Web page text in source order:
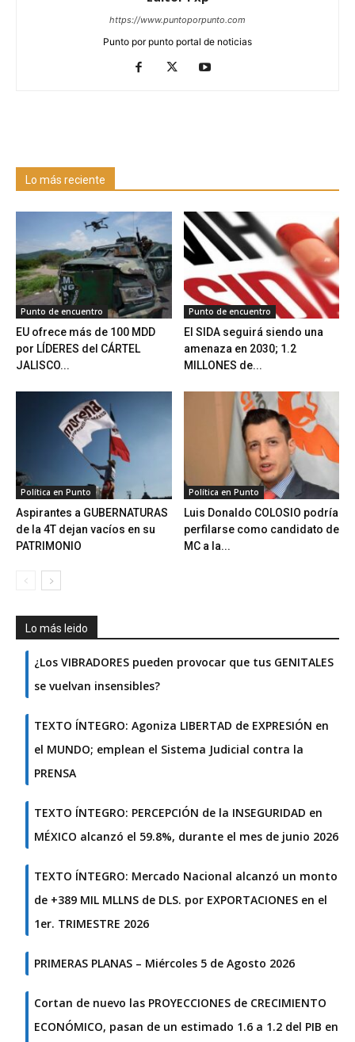
https://www.puntoporpunto.com
Punto por punto portal de noticias
Lo más reciente
Punto de encuentro
EU ofrece más de 100 MDD
por LÍDERES del CÁRTEL
JALISCO...
Punto de encuentro
El SIDA seguirá siendo una
amenaza en 2030; 1.2
MILLONES de...
Política en Punto
Aspirantes a GUBERNATURAS
de la 4T dejan vacíos en su
PATRIMONIO
Política en Punto
Luis Donaldo COLOSIO podría
perfilarse como candidato de
MC a la...
Lo más leido
¿Los VIBRADORES pueden provocar que tus GENITALES
se vuelvan insensibles?
TEXTO ÍNTEGRO: Agoniza LIBERTAD de EXPRESIÓN en
el MUNDO; emplean el Sistema Judicial contra la
PRENSA
TEXTO ÍNTEGRO: PERCEPCIÓN de la INSEGURIDAD en
MÉXICO alcanzó el 59.8%, durante el mes de junio 2026
TEXTO ÍNTEGRO: Mercado Nacional alcanzó un monto
de +389 MIL MLLNS de DLS. por EXPORTACIONES en el
1er. TRIMESTRE 2026
PRIMERAS PLANAS – Miércoles 5 de Agosto 2026
Cortan de nuevo las PROYECCIONES de CRECIMIENTO
ECONÓMICO, pasan de un estimado 1.6 a 1.2 del PIB en